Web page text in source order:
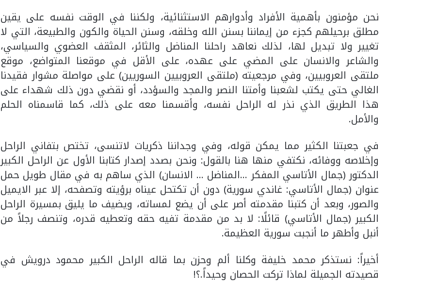
نحن مؤمنون بأهمية الأفراد وأدوارهم الاستثنائية، ولكننا في الوقت نفسه على يقين
مطلق برحيلهم كجزء من إيماننا بسنن الله وخلقه، وسنن الحياة والكون والطبيعة، التي لا
تغيير ولا تبديل لها، لذلك نعاهد راحلنا المناضل والثائر، المثقف العضوي والسياسي،
والشاعر والانسان على المضي على عهده، على الأقل في موقعنا المتواضع، موقع
ملتقى العروبيين، وفي مرجعيته (ملتقى العروبيين السوريين) على مواصلة مشوار فقيدنا
الغالي حتى يكتب لشعبنا وأمتنا النصر والمجد والسؤدد، أو نقضي دون ذلك شهداء على
هذا الطريق الذي نذر له الراحل نفسه، وأقسمنا معه على ذلك، كما قاسمناه الحلم
والأمل.
في جعبتنا الكثير مما يمكن قوله، وفي وجداننا ذكريات لاتنسى، تختص بتفاني الراحل
وإخلاصه ووفائه، نكتفي منها هنا بالقول: ونحن بصدد إصدار كتابنا الأول عن الراحل الكبير
الدكتور (جمال الأتاسي المفكر …المناضل … الانسان) الذي ساهم به في مقال طويل حمل
عنوان (جمال الأتاسي: غاندي سورية) دون أن تكتحل عيناه برؤيته وتصفحه، إلا عبر الايميل
والصور، وبعد أن كتبنا مقدمته أصر على أن يضع لمساته، ويضيف ما يليق بمسيرة الراحل
الكبير (جمال الأتاسي) قائلًا: لا بد من مقدمة تفيه حقه وتعطيه قدره، وتنصف رجلاً من
أنبل وأطهر ما أنجبت سورية العظيمة.
أخيراً: نستذكر محمد خليفة وكلنا ألم وحزن بما قاله الراحل الكبير محمود درويش في
قصيدته الجميلة لماذا تركت الحصان وحيداً.؟!